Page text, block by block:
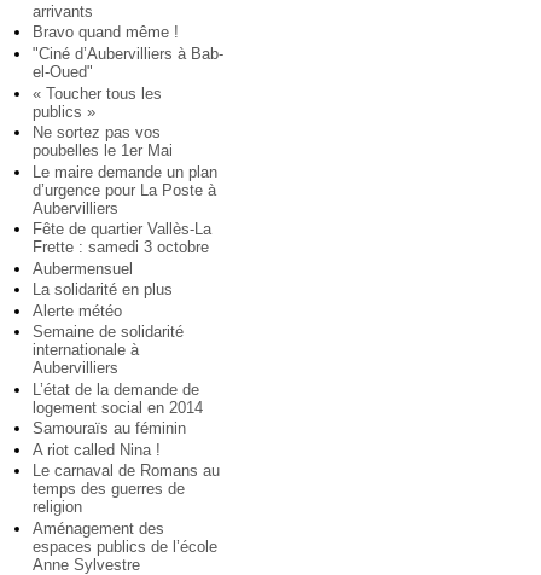
arrivants
Bravo quand même !
"Ciné d’Aubervilliers à Bab-
el-Oued"
« Toucher tous les
publics »
Ne sortez pas vos
poubelles le 1er Mai
Le maire demande un plan
d’urgence pour La Poste à
Aubervilliers
Fête de quartier Vallès-La
Frette : samedi 3 octobre
Aubermensuel
La solidarité en plus
Alerte météo
Semaine de solidarité
internationale à
Aubervilliers
L’état de la demande de
logement social en 2014
Samouraïs au féminin
A riot called Nina !
Le carnaval de Romans au
temps des guerres de
religion
Aménagement des
espaces publics de l’école
Anne Sylvestre